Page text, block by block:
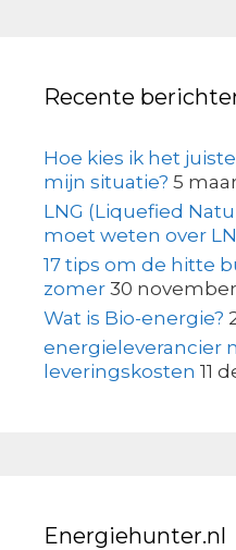
Recente
Hoe kies ik het
mijn situatie? 5
LNG (Liquefied
moet weten over
17 tips om de hitte
zomer 30
Wat is Bio-energie?
energieleverancier
leveringskosten 11
Energiehunter.nl